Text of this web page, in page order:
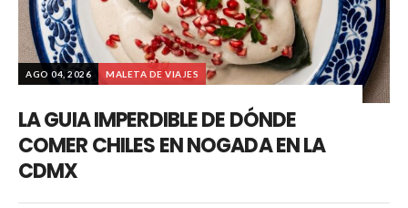
AGO 04, 2026 MALETA DE VIAJES
LA GUIA IMPERDIBLE DE DÓNDE
COMER CHILES EN NOGADA EN LA
CDMX